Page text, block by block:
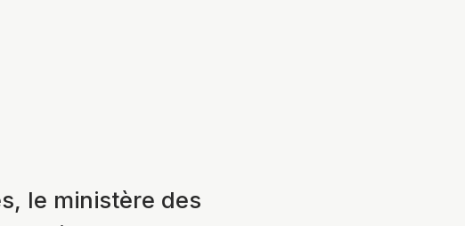
le ministère des